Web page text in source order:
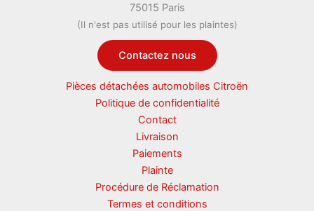
75015 Paris
(Il n'est pas utilisé pour les plaintes)
Contactez nous
Pièces détachées automobiles Citroën
Politique de confidentialité
Contact
Livraison
Paiements
Plainte
Procédure de Réclamation
Termes et conditions